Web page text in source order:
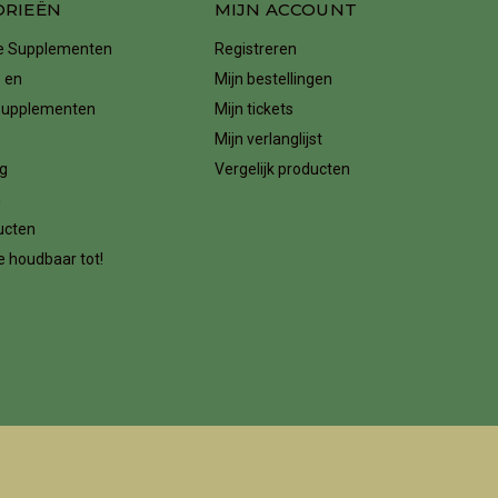
Supplementen
en
houdbaar tot!
MIJN ACCOUNT
Registreren
Mijn bestellingen
Mijn tickets
Mijn verlanglijst
Vergelijk producten